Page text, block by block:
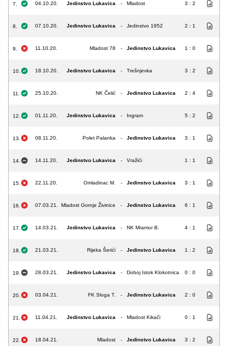
7. 04.10.20. Jedinstvo Lukavica - Mladost 3 : 2
8. 07.10.20. Jedinstvo Lukavica - Jedinstvo 1952 2 : 1
9. 11.10.20. Mladost 78 - Jedinstvo Lukavica 1 : 0
10. 18.10.20. Jedinstvo Lukavica - Trešnjevka 3 : 2
11. 25.10.20. NK Čelić - Jedinstvo Lukavica 2 : 4
12. 01.11.20. Jedinstvo Lukavica - Ingram 5 : 2
13. 08.11.20. Polet Palanka - Jedinstvo Lukavica 3 : 1
14. 14.11.20. Jedinstvo Lukavica - Vražići 1 : 1
15. 22.11.20. Omladinac M. - Jedinstvo Lukavica 3 : 1
16. 07.03.21. Mladost Gornje Živinice - Jedinstvo Lukavica 6 : 1
17. 14.03.21. Jedinstvo Lukavica - NK Mramor B. 4 : 1
18. 21.03.21. Rijeka Šerići - Jedinstvo Lukavica 1 : 2
19. 28.03.21. Jedinstvo Lukavica - Doboj Istok Klokotnica 0 : 0
20. 03.04.21. FK Sloga T. - Jedinstvo Lukavica 2 : 0
21. 11.04.21. Jedinstvo Lukavica - Mladost Kikači 0 : 1
22. 18.04.21. Mladost - Jedinstvo Lukavica 3 : 2